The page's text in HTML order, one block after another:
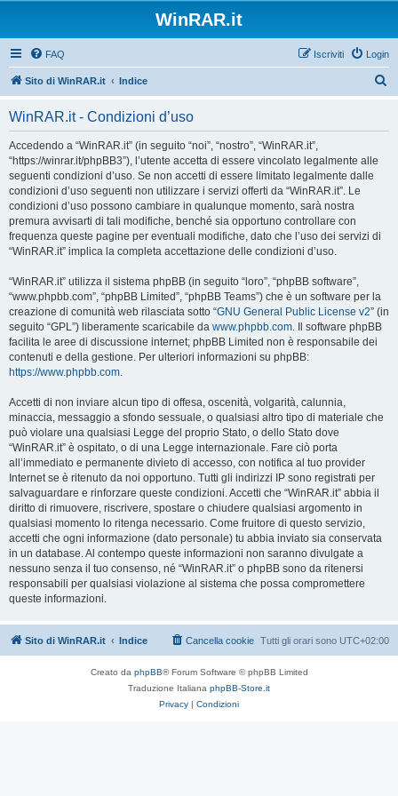
WinRAR.it
FAQ Login
Iscriviti
Sito di WinRAR.it Indice
WinRAR.it - Condizioni d’uso
Accedendo a “WinRAR.it” (in seguito “noi”, “nostro”, “WinRAR.it”,
“https://winrar.it/phpBB3”), l’utente accetta di essere vincolato legalmente alle
seguenti condizioni d’uso. Se non accetti di essere limitato legalmente dalle
condizioni d’uso seguenti non utilizzare i servizi offerti da “WinRAR.it”. Le
condizioni d’uso possono cambiare in qualunque momento, sarà nostra
premura avvisarti di tali modifiche, benché sia opportuno controllare con
frequenza queste pagine per eventuali modifiche, dato che l’uso dei servizi di
“WinRAR.it” implica la completa accettazione delle condizioni d’uso.
“WinRAR.it” utilizza il sistema phpBB (in seguito “loro”, “phpBB software”,
“www.phpbb.com”, “phpBB Limited”, “phpBB Teams”) che è un software per la
creazione di comunità web rilasciata sotto “GNU General Public License v2” (in
seguito “GPL”) liberamente scaricabile da www.phpbb.com. Il software phpBB
facilita le aree di discussione internet; phpBB Limited non è responsabile dei
contenuti e della gestione. Per ulteriori informazioni su phpBB:
https://www.phpbb.com.
Accetti di non inviare alcun tipo di offesa, oscenità, volgarità, calunnia,
minaccia, messaggio a sfondo sessuale, o qualsiasi altro tipo di materiale che
può violare una qualsiasi Legge del proprio Stato, o dello Stato dove
“WinRAR.it” è ospitato, o di una Legge internazionale. Fare ciò porta
all’immediato e permanente divieto di accesso, con notifica al tuo provider
Internet se è ritenuto da noi opportuno. Tutti gli indirizzi IP sono registrati per
salvaguardare e rinforzare queste condizioni. Accetti che “WinRAR.it” abbia il
diritto di rimuovere, riscrivere, spostare o chiudere qualsiasi argomento in
qualsiasi momento lo ritenga necessario. Come fruitore di questo servizio,
accetti che ogni informazione (dato personale) tu abbia inviato sia conservata
in un database. Al contempo queste informazioni non saranno divulgate a
nessuno senza il tuo consenso, né “WinRAR.it” o phpBB sono da ritenersi
responsabili per qualsiasi violazione al sistema che possa compromettere
queste informazioni.
Sito di WinRAR.it Indice Tutti gli orari sono UTC+02:00
Cancella cookie
Creato da phpBB® Forum Software © phpBB Limited
Traduzione Italiana phpBB-Store.it
Privacy | Condizioni